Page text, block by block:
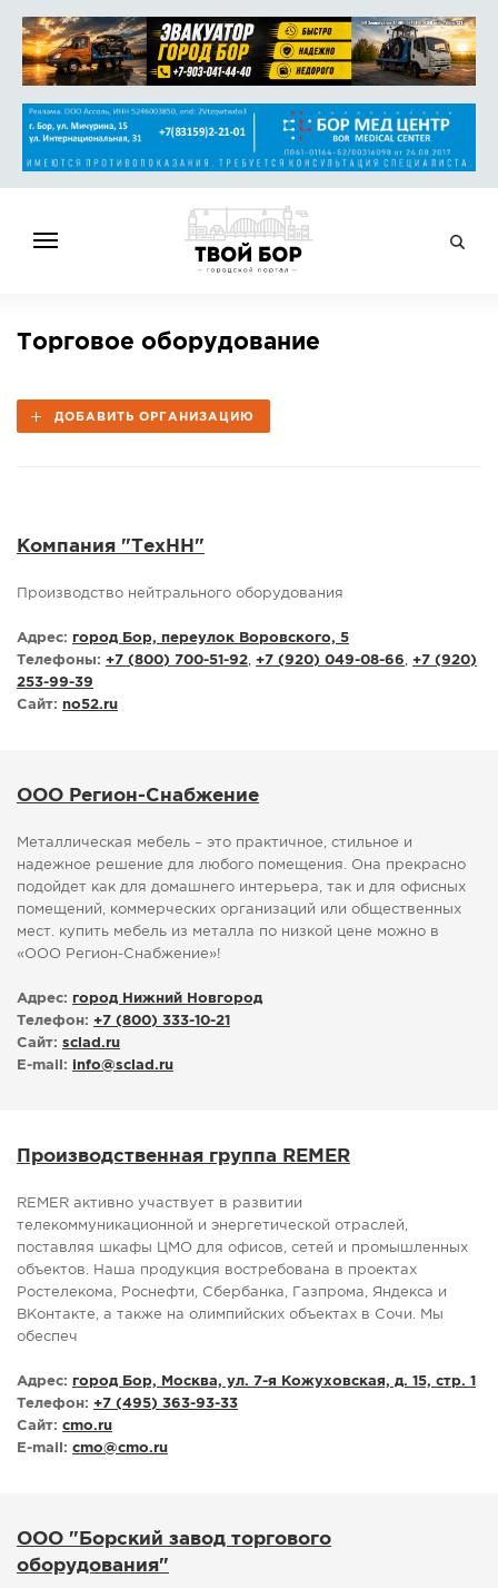
НОВОСТИ
ОБЪЯВЛЕНИЯ
КОНКУРСЫ
СТАТЬИ
ГОЛОСОВАНИЯ
ПРЕДЛОЖИТЬ НОВОСТЬ
Торговое оборудование
ДОБАВИТЬ ОРГАНИЗАЦИЮ
Компания "ТехНН"
Производство нейтрального оборудования
Адрес: город Бор, переулок Воровского, 5
Телефоны: +7 (800) 700-51-92, +7 (920) 049-08-66, +7 (920)
253-99-39
Сайт: no52.ru
ООО Регион-Снабжение
Металлическая мебель – это практичное, стильное и
надежное решение для любого помещения. Она прекрасно
подойдет как для домашнего интерьера, так и для офисных
помещений, коммерческих организаций или общественных
мест. купить мебель из металла по низкой цене можно в
«ООО Регион-Снабжение»!
Адрес: город Нижний Новгород
Телефон: +7 (800) 333-10-21
Сайт: sclad.ru
E-mail: info@sclad.ru
Производственная группа REMER
REMER активно участвует в развитии
телекоммуникационной и энергетической отраслей,
поставляя шкафы ЦМО для офисов, сетей и промышленных
объектов. Наша продукция востребована в проектах
Ростелекома, Роснефти, Сбербанка, Газпрома, Яндекса и
ВКонтакте, а также на олимпийских объектах в Сочи. Мы
обеспеч
Адрес: город Бор, Москва, ул. 7-я Кожуховская, д. 15, стр. 1
Телефон: +7 (495) 363-93-33
Сайт: cmo.ru
E-mail: cmo@cmo.ru
ООО "Борский завод торгового
оборудования"